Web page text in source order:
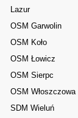
Lazur
OSM Garwolin
OSM Koło
OSM Łowicz
OSM Sierpc
OSM Włoszczowa
SDM Wieluń